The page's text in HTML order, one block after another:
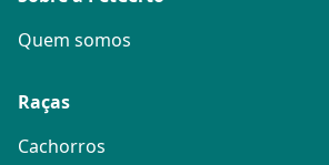
Quem somos
Raças
Cachorros